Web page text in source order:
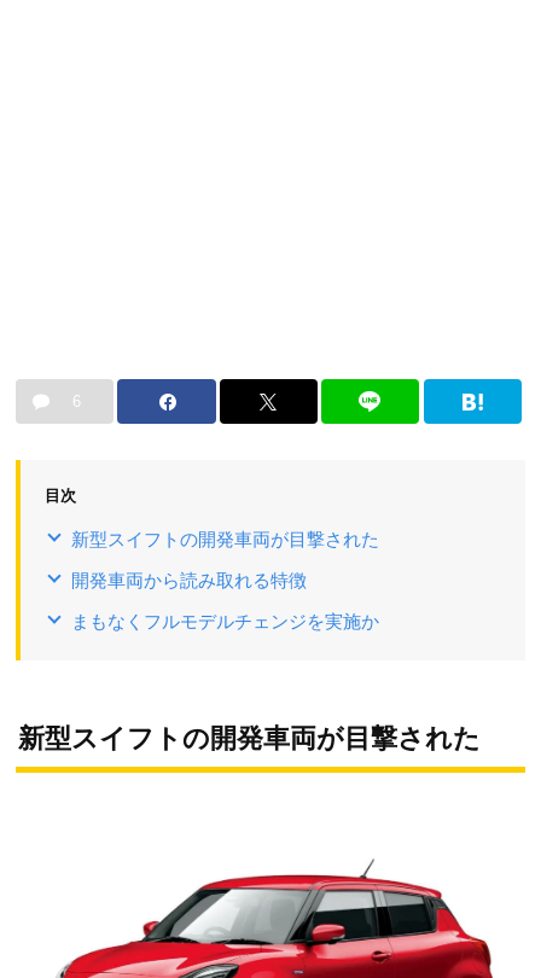
6
目次
新型スイフトの開発車両が目撃された
開発車両から読み取れる特徴
まもなくフルモデルチェンジを実施か
新型スイフトの開発車両が目撃された